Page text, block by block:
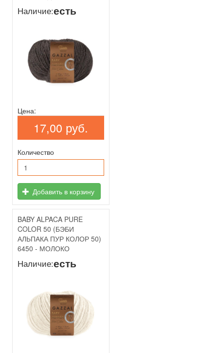
Наличие:есть
Цена:
17,00 руб.
Количество
Добавить в корзину
BABY ALPACA PURE
COLOR 50 (БЭБИ
АЛЬПАКА ПУР КОЛОР 50)
6450 - МОЛОКО
Наличие:есть